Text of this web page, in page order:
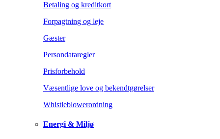
Betaling og kreditkort
Forpagtning og leje
Gæster
Persondataregler
Prisforbehold
Væsentlige love og bekendtgørelser
Whistleblowerordning
Energi & Miljø